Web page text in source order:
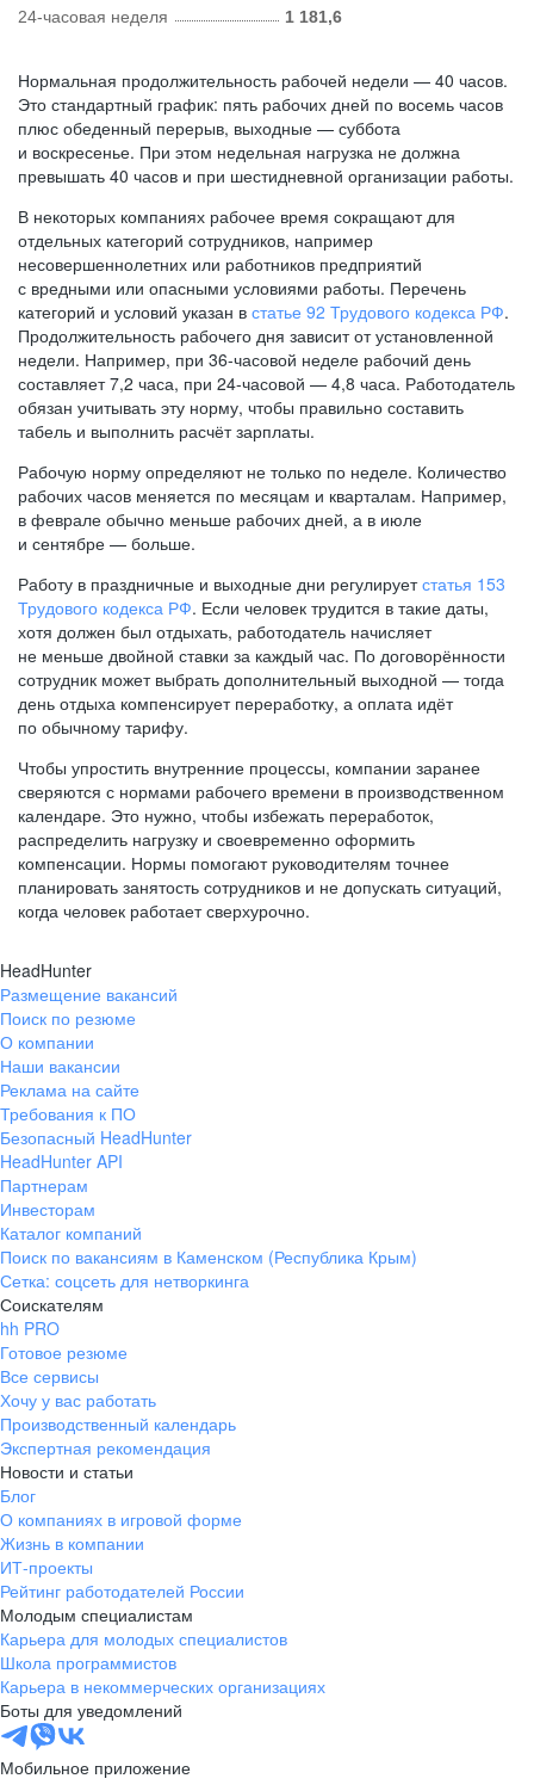
24-часовая неделя
1 181,6
Нормальная продолжительность рабочей недели — 40 часов.
Это стандартный график: пять рабочих дней по восемь часов
плюс обеденный перерыв, выходные — суббота
и воскресенье. При этом недельная нагрузка не должна
превышать 40 часов и при шестидневной организации работы.
В некоторых компаниях рабочее время сокращают для
отдельных категорий сотрудников, например
несовершеннолетних или работников предприятий
с вредными или опасными условиями работы. Перечень
категорий и условий указан в статье 92 Трудового кодекса РФ.
Продолжительность рабочего дня зависит от установленной
недели. Например, при 36-часовой неделе рабочий день
составляет 7,2 часа, при 24-часовой — 4,8 часа. Работодатель
обязан учитывать эту норму, чтобы правильно составить
табель и выполнить расчёт зарплаты.
Рабочую норму определяют не только по неделе. Количество
рабочих часов меняется по месяцам и кварталам. Например,
в феврале обычно меньше рабочих дней, а в июле
и сентябре — больше.
Работу в праздничные и выходные дни регулируетстатья 153
Трудового кодекса РФ. Если человек трудится в такие даты,
хотя должен был отдыхать, работодатель начисляет
не меньше двойной ставки за каждый час. По договорённости
сотрудник может выбрать дополнительный выходной — тогда
день отдыха компенсирует переработку, а оплата идёт
по обычному тарифу.
Чтобы упростить внутренние процессы, компании заранее
сверяются с нормами рабочего времени в производственном
календаре. Это нужно, чтобы избежать переработок,
распределить нагрузку и своевременно оформить
компенсации. Нормы помогают руководителям точнее
планировать занятость сотрудников и не допускать ситуаций,
когда человек работает сверхурочно.
HeadHunter
Размещение вакансий
Поиск по резюме
О компании
Наши вакансии
Реклама на сайте
Требования к ПО
Безопасный HeadHunter
HeadHunter API
Партнерам
Инвесторам
Каталог компаний
Поиск по вакансиям в Каменском (Республика Крым)
Сетка: соцсеть для нетворкинга
Соискателям
hh PRO
Готовое резюме
Все сервисы
Хочу у вас работать
Производственный календарь
Экспертная рекомендация
Новости и статьи
Блог
О компаниях в игровой форме
Жизнь в компании
ИТ-проекты
Рейтинг работодателей России
Молодым специалистам
Карьера для молодых специалистов
Школа программистов
Карьера в некоммерческих организациях
Боты для уведомлений
Мобильное приложение